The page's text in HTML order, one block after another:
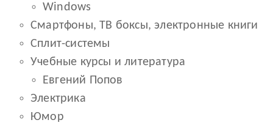
Windows
Смартфоны, ТВ боксы, электронные книги
Сплит-системы
Учебные курсы и литература
Евгений Попов
Электрика
Юмор